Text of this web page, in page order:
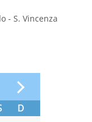
- S. Vincenza
D